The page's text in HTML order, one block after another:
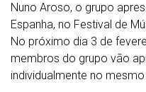
Nuno Aroso, o grupo
Espanha, no Festival de
No próximo dia 3 de
membros do grupo vão
individualmente no